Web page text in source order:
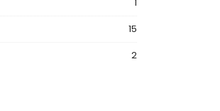
15
2